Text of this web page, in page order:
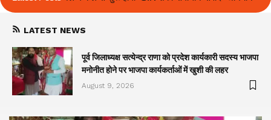
LATEST NEWS
पूर्व जिलाध्यक्ष सत्येन्द्र राणा को प्रदेश कार्यकारी सदस्य भाजपा
मनोनीत होने पर भाजपा कार्यकर्ताओं में खुशी की लहर
August 9, 2026